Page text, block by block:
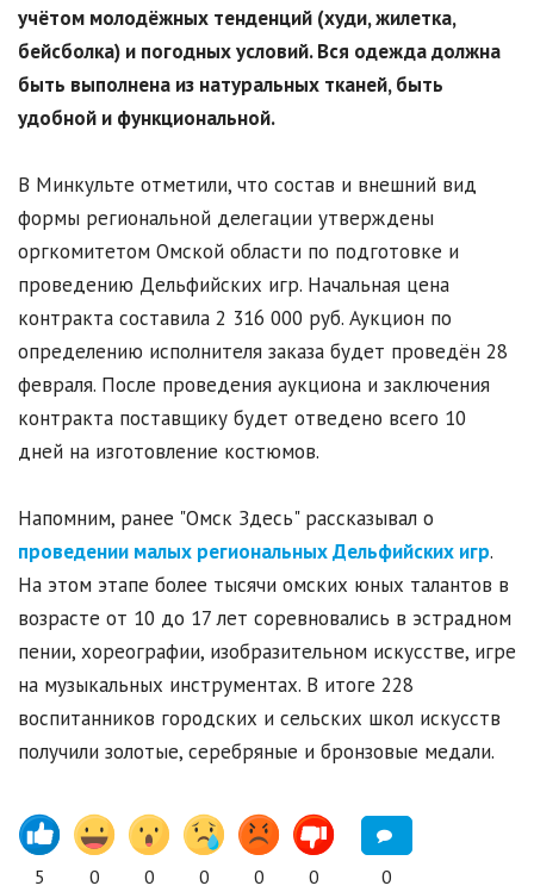
учётом молодёжных тенденций (худи, жилетка,
бейсболка) и погодных условий. Вся одежда должна
быть выполнена из натуральных тканей, быть
удобной и функциональной.
В Минкульте отметили, что состав и внешний вид
формы региональной делегации утверждены
оргкомитетом Омской области по подготовке и
проведению Дельфийских игр. Начальная цена
контракта составила 2 316 000 руб. Аукцион по
определению исполнителя заказа будет проведён 28
февраля. После проведения аукциона и заключения
контракта поставщику будет отведено всего 10
дней на изготовление костюмов.
Напомним, ранее "Омск Здесь" рассказывал о
проведении малых региональных Дельфийских игр.
На этом этапе более тысячи омских юных талантов в
возрасте от 10 до 17 лет соревновались в эстрадном
пении, хореографии, изобразительном искусстве, игре
на музыкальных инструментах. В итоге 228
воспитанников городских и сельских школ искусств
получили золотые, серебряные и бронзовые медали.
5 0 0 0 0 0 0